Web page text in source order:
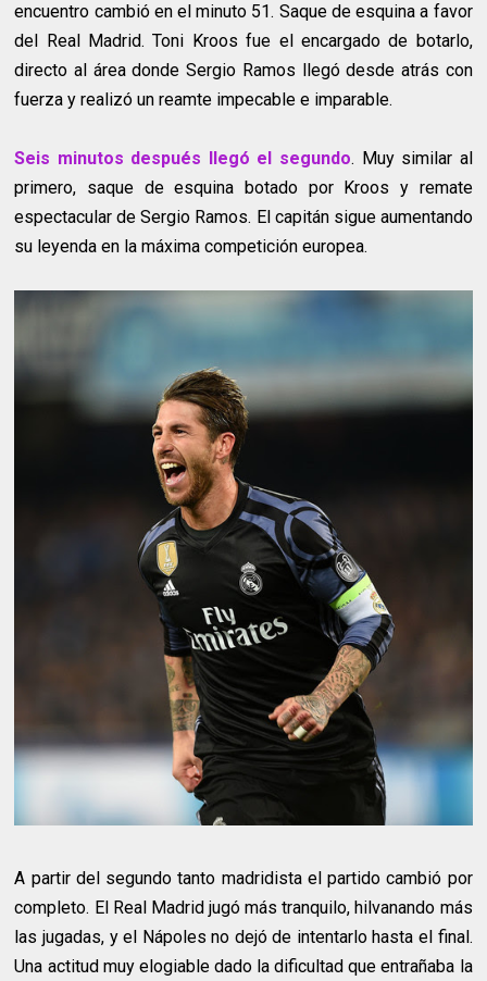
encuentro cambió en el minuto 51. Saque de esquina a favor
del Real Madrid. Toni Kroos fue el encargado de botarlo,
directo al área donde Sergio Ramos llegó desde atrás con
fuerza y realizó un reamte impecable e imparable.
Seis minutos después llegó el segundo. Muy similar al
primero, saque de esquina botado por Kroos y remate
espectacular de Sergio Ramos. El capitán sigue aumentando
su leyenda en la máxima competición europea.
A partir del segundo tanto madridista el partido cambió por
completo. El Real Madrid jugó más tranquilo, hilvanando más
las jugadas, y el Nápoles no dejó de intentarlo hasta el final.
Una actitud muy elogiable dado la dificultad que entrañaba la